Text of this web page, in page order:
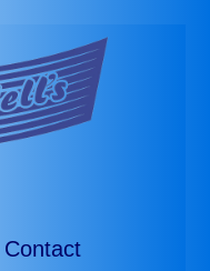
Contact